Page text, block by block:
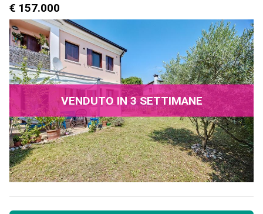
€ 157.000
VENDUTO IN 3 SETTIMANE